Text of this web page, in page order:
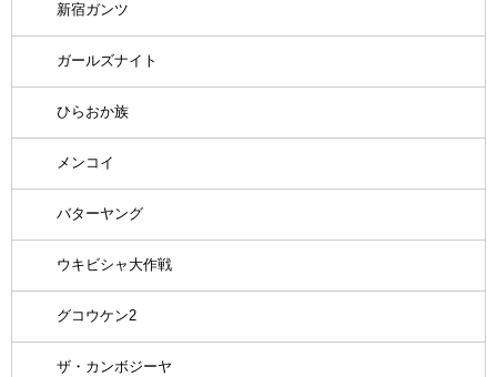
新宿ガンツ
ガールズナイト
ひらおか族
メンコイ
バターヤング
ウキビシャ大作戦
グコウケン2
ザ・カンボジーヤ